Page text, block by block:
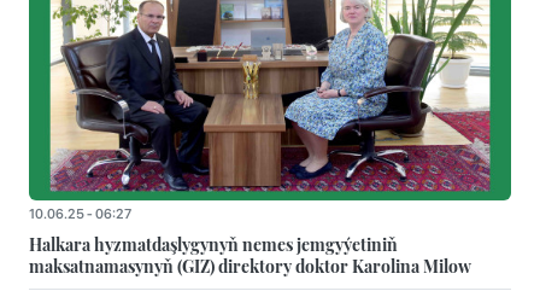
10.06.25 - 06:27
Halkara hyzmatdaşlygynyň nemes jemgyýetiniň
maksatnamasynyň (GIZ) direktory doktor Karolina Milow